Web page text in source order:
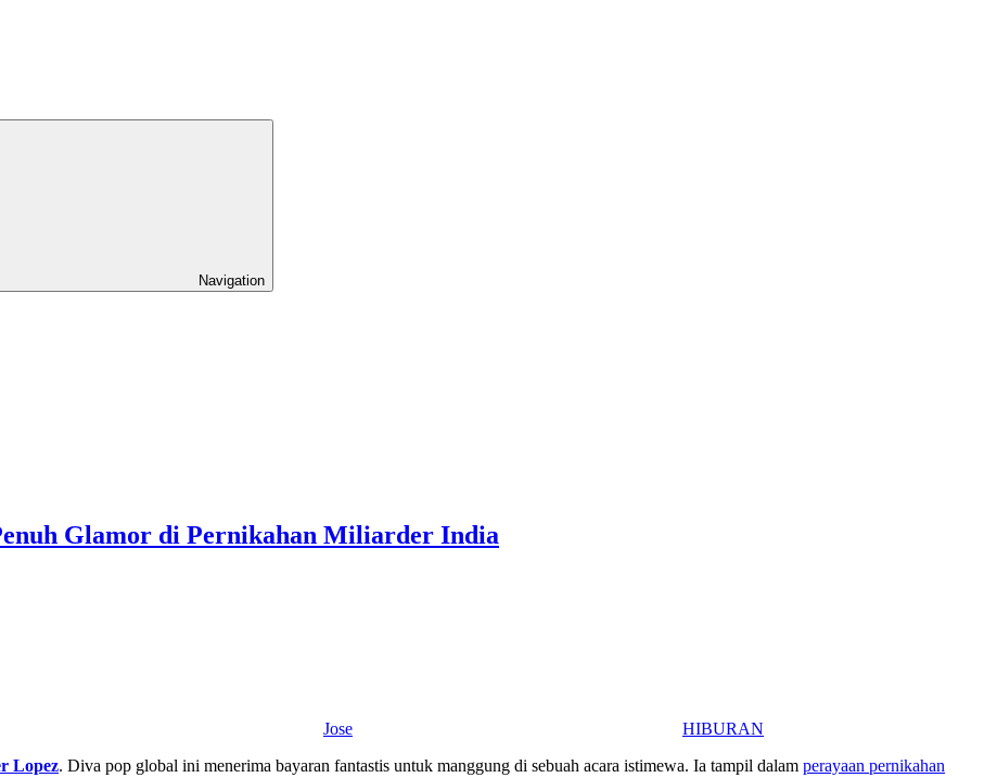
Navigation
Glamor di Pernikahan Miliarder India
Jose
HIBURAN
Lopez. Diva pop global ini menerima bayaran fantastis untuk manggung di sebuah acara istimewa. Ia tampil dalam perayaan pernikahan